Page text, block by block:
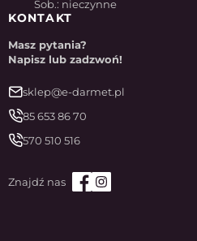
Sob.: nieczynne
KONTAKT
Masz pytania?
Napisz lub zadzwoń!
sklep@e-darmet.pl
85 653 86 70
570 510 516